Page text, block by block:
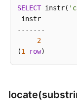
处
操
SELECT instr(
-------
2
(1 row